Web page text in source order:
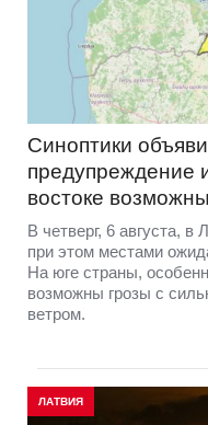
Синоптики
предупреждение
востоке
В четверг, 6 августа, в
при этом местами
На юге страны,
возможны грозы с
ветром.
ЛАТВИЯ